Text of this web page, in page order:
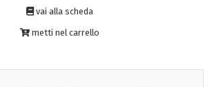
vai alla scheda
metti nel carrello